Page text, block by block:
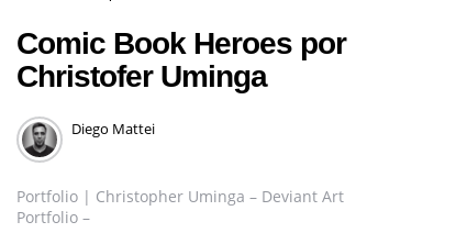
Comic Book Heroes por
Christofer Uminga
Diego Mattei
Portfolio | Christopher Uminga – Deviant Art
Portfolio –